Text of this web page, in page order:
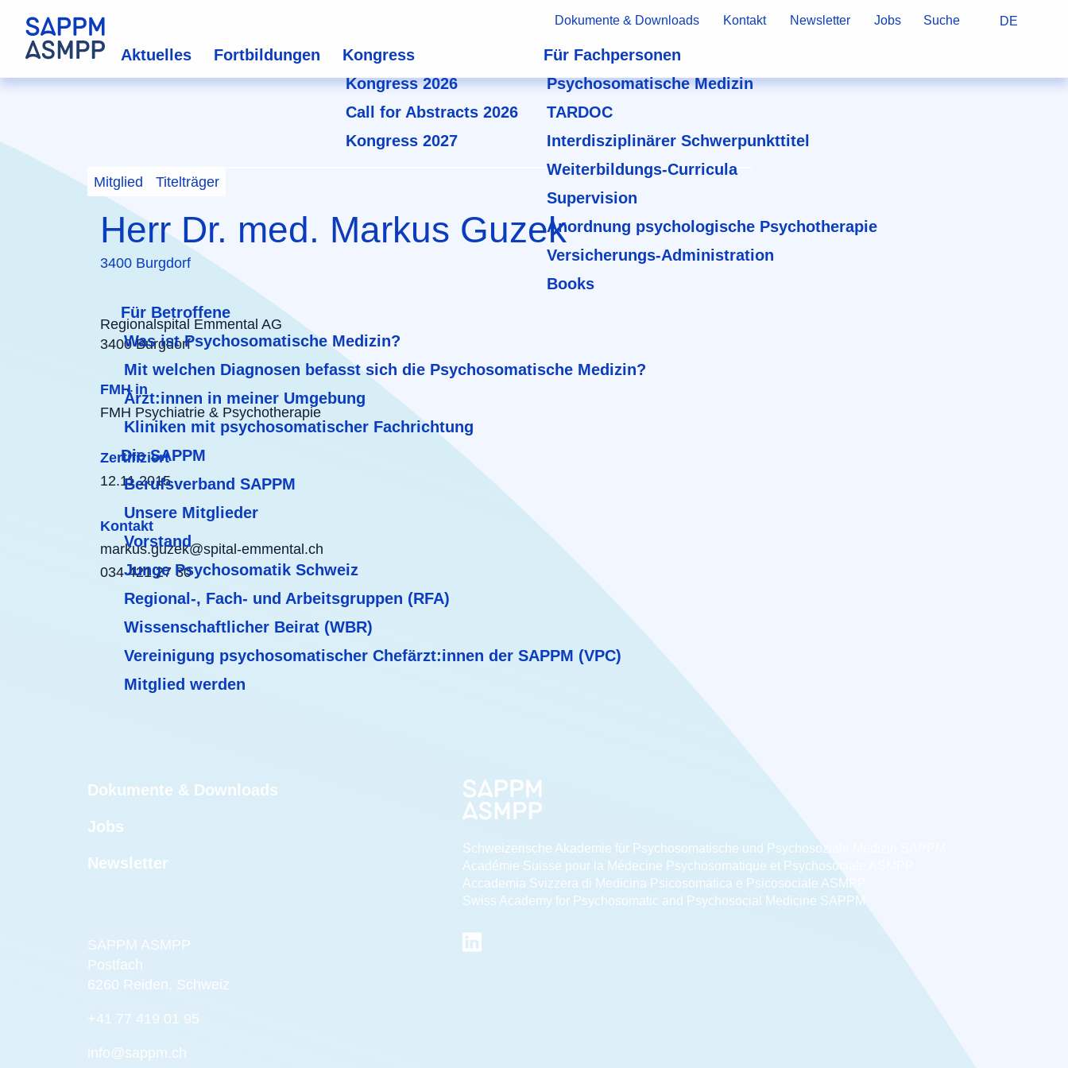
Dokumente & Downloads Kontakt Newsletter Jobs Suche DE
Aktuelles Fortbildungen
Kongress
Kongress 2026
Call for Abstracts 2026
Kongress 2027
Für Fachpersonen
Psychosomatische Medizin
TARDOC
Interdisziplinärer Schwerpunkttitel
Weiterbildungs-Curricula
Supervision
Anordnung psychologische Psychotherapie
Versicherungs-Administration
Books
Für Betroffene
Was ist Psychosomatische Medizin?
Mit welchen Diagnosen befasst sich die Psychosomatische Medizin?
Ärzt:innen in meiner Umgebung
Kliniken mit psychosomatischer Fachrichtung
Die SAPPM
Berufsverband SAPPM
Unsere Mitglieder
Vorstand
Junge Psychosomatik Schweiz
Regional-, Fach- und Arbeitsgruppen (RFA)
Wissenschaftlicher Beirat (WBR)
Vereinigung psychosomatischer Chefärzt:innen der SAPPM (VPC)
Mitglied werden
Mitglied Titelträger
Herr Dr. med. Markus Guzek
3400 Burgdorf
Regionalspital Emmental AG
3400 Burgdorf
FMH in
FMH Psychiatrie & Psychotherapie
Zertifiziert
12.11.2015
Kontakt
markus.guzek@spital-emmental.ch
034 421 27 30
Dokumente & Downloads
Jobs
Newsletter
SAPPM ASMPP
Postfach
6260 Reiden, Schweiz
+41 77 419 01 95
info@sappm.ch
Schweizerische Akademie für Psychosomatische und Psychosoziale Medizin SAPPM
Académie Suisse pour la Médecine Psychosomatique et Psychosociale ASMPP
Accademia Svizzera di Medicina Psicosomatica e Psicosociale ASMPP
Swiss Academy for Psychosomatic and Psychosocial Medicine SAPPM